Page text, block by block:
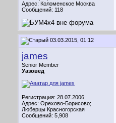
Адрес: Коломенское Москва
Сообщений: 118
03.03.2015, 01:12
james
Senior Member
Уазовед
Регистрация: 28.07.2006
Адрес: Орехово-Борисово;
Люберцы Красногорская
Сообщений: 5,908